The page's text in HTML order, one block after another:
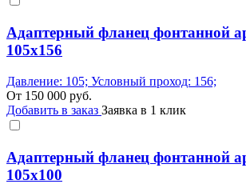
Адаптерный фланец фонтанной
105x156
Давление: 105; Условный проход: 156;
От 150 000 руб.
Добавить в заказ Заявка в 1 клик
Адаптерный фланец фонтанной
105x100